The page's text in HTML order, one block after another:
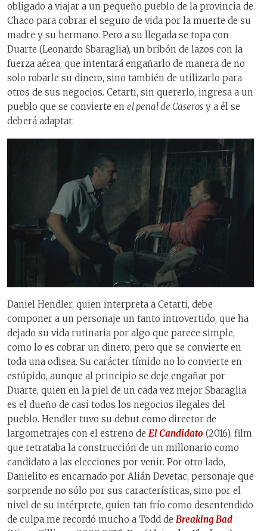
obligado a viajar a un pequeño pueblo de la provincia de
Chaco para cobrar el seguro de vida por la muerte de su
madre y su hermano. Pero a su llegada se topa con
Duarte (Leonardo Sbaraglia), un bribón de lazos con la
fuerza aérea, que intentará engañarlo de manera de no
solo robarle su dinero, sino también de utilizarlo para
otros de sus negocios. Cetarti, sin quererlo, ingresa a un
pueblo que se convierte en el penal de Caseros y a él se
deberá adaptar.
Daniel Hendler, quien interpreta a Cetarti, debe
componer a un personaje un tanto introvertido, que ha
dejado su vida rutinaria por algo que parece simple,
como lo es cobrar un dinero, pero que se convierte en
toda una odisea. Su carácter tímido no lo convierte en
estúpido, aunque al principio se deje engañar por
Duarte, quien en la piel de un cada vez mejor Sbaraglia
es el dueño de casi todos los negocios ilegales del
pueblo. Hendler tuvo su debut como director de
largometrajes con el estreno de El Candidato (2016), film
que retrataba la construcción de un millonario como
candidato a las elecciones por venir. Por otro lado,
Danielito es encarnado por Alián Devetac, personaje que
sorprende no sólo por sus características, sino por el
nivel de su intérprete, quien tan frío como desentendido
de culpa me recordó mucho a Todd de Breaking Bad